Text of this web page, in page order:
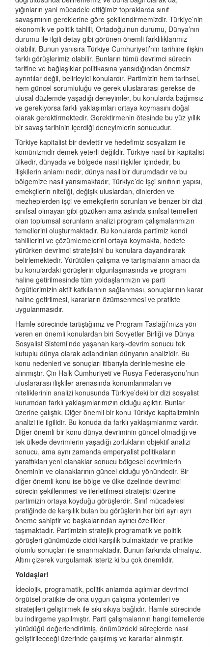
yığınların yani mücadele ettiğimiz topraklarda sınıf
savaşımının gereklerine göre şekillendirmemizdir. Türkiye’nin
ekonomik ve politik tahlili, Ortadoğu’nun durumu, Dünya’nın
durumu ile ilgili detay gibi görünen önemli farklılıklarımız
olabilir. Bunun yanısıra Türkiye Cumhuriyeti’nin tarihine ilişkin
farklı görüşlerimiz olabilir. Bunların tümü devrimci sürecin
tarifine ve bağlaşıklar politikasına yansıdığından önemsiz
ayrıntılar değil, belirleyici konulardır. Partimizin hem tarihsel,
hem güncel sorumluluğu ve gerek uluslararası gerekse de
ulusal düzlemde yaşadığı deneyimler, bu konularda bağımsız
ve gerekiyorsa farklı yaklaşımları ortaya koymasını doğal
olarak gerektirmektedir. Gerektirmenin ötesinde bu yüz yıllık
bir savaş tarihinin içerdiği deneyimlerin sonucudur.
Türkiye kapitalist bir devlettir ve hedefimiz sosyalizm ile
komünizmdir demek yeterli değildir. Türkiye nasıl bir kapitalist
ülkedir, dünyada ve bölgede nasıl ilişkiler içindedir, bu
ilişkilerin anlamı nedir, dünya nasıl bir durumdadır ve bu
bölgemize nasıl yansımaktadır, Türkiye’de işçi sınıfının yapısı,
emekçilerin niteliği, değişik uluslardan, dinlerden ve
mezheplerden işçi ve emekçilerin sorunları ve benzer bir dizi
sınıfsal olmayan gibi gözüken ama aslında sınıfsal temelleri
olan toplumsal sorunların analizi program çalışmalarımızın
temellerini oluşturmaktadır. Bu konularda partimiz kendi
tahlillerini ve çözümlemelerini ortaya koymakta, hedefe
yürürken devrimci stratejisini bu konulara dayandırarak
belirlemektedir. Yürütülen çalışma ve tartışmaların amacı da
bu konulardaki görüşlerin olgunlaşmasında ve program
haline getirilmesinde tüm yoldaşlarımızın ve parti
örgütlerimizin aktif katkılarının sağlanması, sonuçlarının karar
haline getirilmesi, kararların özümsenmesi ve pratikte
uygulanmasıdır.
Hamle sürecinde tartıştığımız ve Program Taslağı’mıza yön
veren en önemli konulardan biri Sovyetler Birliği ve Dünya
Sosyalist Sistemi’nde yaşanan karşı-devrim sonucu tek
kutuplu dünya olarak adlandırılan dünyanın analizidir. Bu
konu nedenleri ve sonuçları itibarıyla derinlemesine ele
alınmıştır. Çin Halk Cumhuriyeti ve Rusya Federasyonu’nun
uluslararası ilişkiler arenasında konumlanmaları ve
niteliklerinin analizi konusunda Türkiye’deki bir dizi sosyalist
kurumdan farklı yaklaşımlarımızın olduğu açıktır. Bunlar
üzerine çalıştık. Diğer önemli bir konu Türkiye kapitalizminin
analizi ile ilgilidir. Bu konuda da farklı yaklaşımlarımız vardır.
Diğer önemli bir konu dünya devriminin güncel olmadığı ve
tek ülkede devrimlerin yaşadığı zorlukların objektif analizi
sonucu, ama aynı zamanda emperyalist politikaların
yarattıkları yeni olanaklar sonucu bölgesel devrimlerin
öneminin ve olanaklarının güncel olduğu yönündedir. Bir
diğer önemli konu ise bölge ve ülke özelinde devrimci
sürecin şekillenmesi ve ilerletilmesi stratejisi üzerine
partimizin ortaya koyduğu görüşlerdir. Sınıf mücadelesi
pratiğinde de karşılık bulan bu görüşlerin her biri ayrı ayrı
öneme sahiptir ve başkalarından ayırıcı özellikler
taşımaktadır. Partimizin stratejik programatik ve politik
görüşleri günümüzde ciddi karşılık bulmaktadır ve pratikte
olumlu sonuçları ile sınanmaktadır. Bunun farkında olmalıyız.
Altını çizerek vurgulamak isteriz ki bu çok önemlidir.
Yoldaşlar!
İdeolojik, programatik, politik anlamda açılımlar devrimci
örgütsel pratikte de ona uygun çalışma yöntemleri ve
stratejileri geliştirmek ile sıkı sıkıya bağlıdır. Hamle sürecinde
bu indirgeme yapılmıştır. Parti çalışmalarının hangi temellerde
yürüdüğü değerlendirilmiş, önümüzdeki süreçlerde nasıl
geliştirileceeği üzerinde çalışılmış ve kararlar alınmıştır.